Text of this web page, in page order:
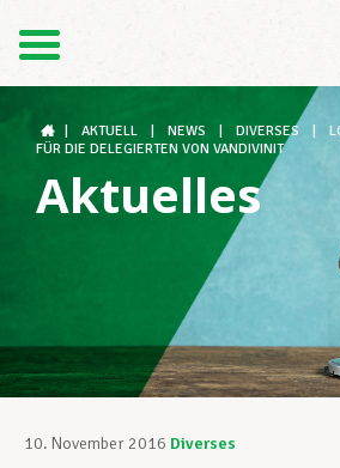
FR
Der LCGB
Gewerkschaftsstrukturen
Unterstützung im
AKTUELL NEWS DIVERSES
FÜR DIE DELEGIERTEN VON VANDIVINIT
Aktuelles
10. November 2016 Diverses